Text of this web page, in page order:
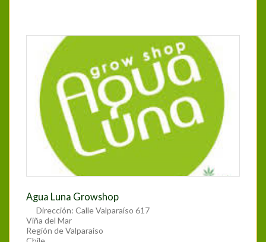
Agua Luna Growshop
Dirección:Calle Valparaíso 617
Viña del Mar
Región de Valparaíso